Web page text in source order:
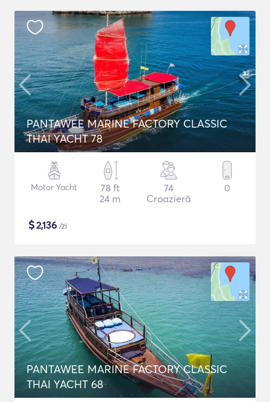
PANTAWEE MARINE FACTORY CLASSIC
THAI YACHT 78
Motor Yacht
78 ft
24 m
74
Croazieră
0
$2,136 /zi
PANTAWEE MARINE FACTORY CLASSIC
THAI YACHT 68